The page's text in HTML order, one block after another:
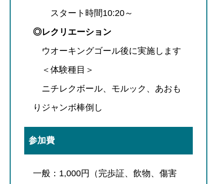
スタート時間10:20～
◎レクリエーション
ウオーキングゴール後に実施します
＜体験種目＞
ニチレクボール、モルック、あおも
りジャンボ棒倒し
参加費
一般：1,000円（完歩証、飲物、傷害